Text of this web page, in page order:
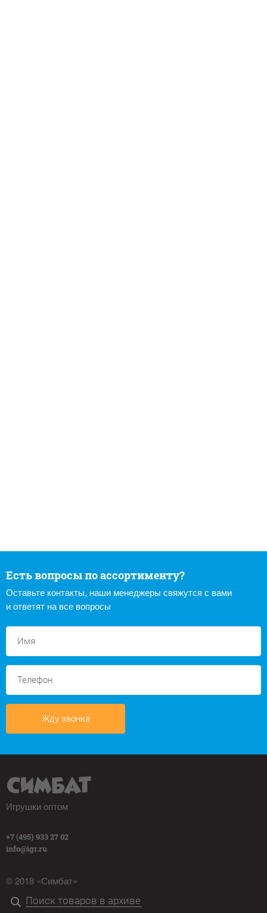
Есть вопросы по ассортименту?
Оставьте контакты, наши менеджеры свяжутся с вами
и ответят на все вопросы
Жду звонка
Игрушки оптом
+7 (495) 933 27 02
info@igr.ru
© 2018 «Симбат»